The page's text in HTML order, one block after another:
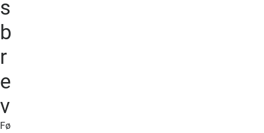
s
b
r
e
v
Fø